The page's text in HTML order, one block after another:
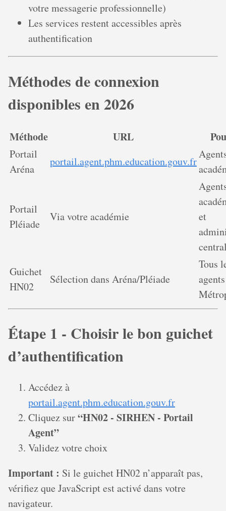
votre messagerie professionnelle)
Les services restent accessibles après
authentification
Méthodes de connexion
disponibles en 2026
Méthode URL
Portail
Aréna
portail.agent.phm.education.gouv.fr
Portail
Pléiade
Via votre académie
et
Guichet
HN02
Sélection dans Aréna/Pléiade
Tous
Étape 1 - Choisir le bon guichet
d’authentification
Accédez à
portail.agent.phm.education.gouv.fr
Cliquez sur“HN02 - SIRHEN - Portail
Agent”
Validez votre choix
Important : Si le guichet HN02 n’apparaît pas,
vérifiez que JavaScript est activé dans votre
navigateur.